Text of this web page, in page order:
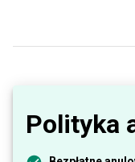
Polityka